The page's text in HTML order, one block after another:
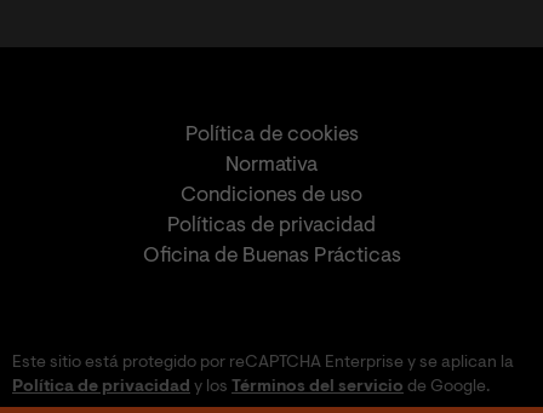
Política de cookies
Normativa
Condiciones de uso
Políticas de privacidad
Oficina de Buenas Prácticas
Este sitio está protegido por reCAPTCHA Enterprise y se aplican la
Política de privacidad y los Términos del servicio de Google.